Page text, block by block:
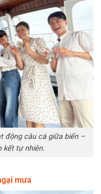
động câu cá giữa biển –
kết tự nhiên.
mưa